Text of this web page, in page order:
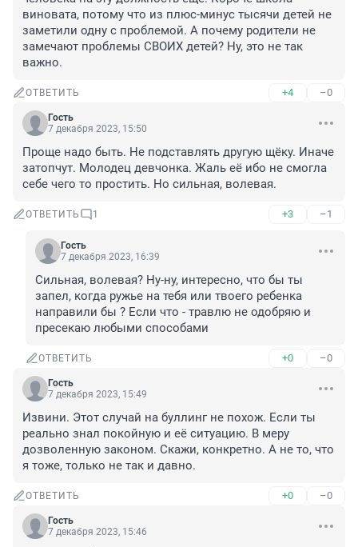
виновата, потому что из плюс-минус тысячи детей не
заметили одну с проблемой. А почему родители не
замечают проблемы СВОИХ детей? Ну, это не так
важно.
ОТВЕТИТЬ +4 –0
Гость
7 декабря 2023, 15:50
Проще надо быть. Не подставлять другую щёку. Иначе
затопчут. Молодец девчонка. Жаль её ибо не смогла
себе чего то простить. Но сильная, волевая.
ОТВЕТИТЬ 1 +3 –1
Гость
7 декабря 2023, 16:39
Сильная, волевая? Ну-ну, интересно, что бы ты
запел, когда ружье на тебя или твоего ребенка
направили бы ? Если что - травлю не одобряю и
пресекаю любыми способами
ОТВЕТИТЬ +0 –0
Гость
7 декабря 2023, 15:49
Извини. Этот случай на буллинг не похож. Если ты
реально знал покойную и её ситуацию. В меру
дозволенную законом. Скажи, конкретно. А не то, что
я тоже, только не так и давно.
ОТВЕТИТЬ +0 –0
Гость
7 декабря 2023, 15:46